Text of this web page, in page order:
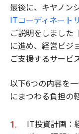
最後に、キヤノン
ITコーディネート
ご説明をしました
に進め、経営ビジ
ご支援するサービ
以下6つの内容を
にまつわる負担の
IT投資計画：